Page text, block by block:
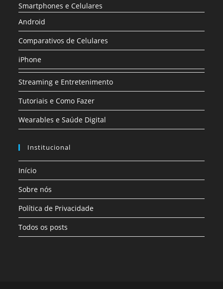
Smartphones e Celulares
Android
Comparativos de Celulares
iPhone
Streaming e Entretenimento
Tutoriais e Como Fazer
Wearables e Saúde Digital
Institucional
Início
Sobre nós
Política de Privacidade
Todos os posts